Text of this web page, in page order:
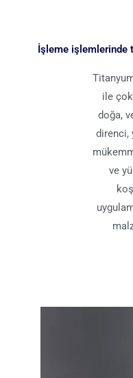
İşleme işlemlerinde
ile
doğa,
direnci,
ve